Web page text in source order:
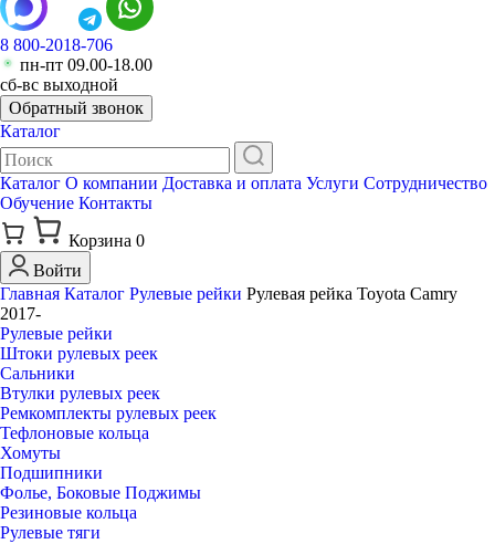
8 800-2018-706
пн-пт 09.00-18.00
сб-вс выходной
Обратный звонок
Каталог
Каталог О компании Доставка и оплата Услуги Сотрудничество
Обучение Контакты
Корзина 0
Войти
Главная Каталог Рулевые рейки Рулевая рейка Toyota Camry
2017-
Рулевые рейки
Штоки рулевых реек
Сальники
Втулки рулевых реек
Ремкомплекты рулевых реек
Тефлоновые кольца
Хомуты
Подшипники
Фолье, Боковые Поджимы
Резиновые кольца
Рулевые тяги